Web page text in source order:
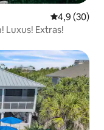
4,9 (30)
Luxus! Extras!